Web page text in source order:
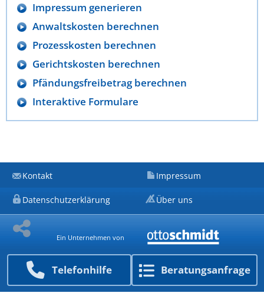
Telefon­hilfe Beratungs­anfrage
Impressum generieren
Anwaltskosten berechnen
Prozesskosten berechnen
Gerichtskosten berechnen
Pfändungsfreibetrag berechnen
Interaktive Formulare
Kontakt Impressum
Datenschutzerklärung Über uns
Ein Unternehmen von